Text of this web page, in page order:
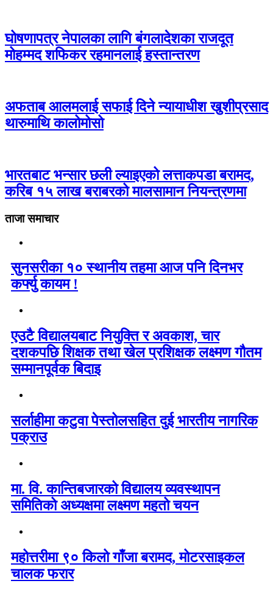
घोषणापत्र नेपालका लागि बंगलादेशका राजदूत
मोहम्मद शफिकर रहमानलाई हस्तान्तरण
अफताब आलमलाई सफाई दिने न्यायाधीश खुशीप्रसाद
थारुमाथि कालोमोसो
भारतबाट भन्सार छली ल्याइएको लत्ताकपडा बरामद,
करिब १५ लाख बराबरको मालसामान नियन्त्रणमा
ताजा समाचार
सुनसरीका १० स्थानीय तहमा आज पनि दिनभर
कर्फ्यु कायम !
एउटै विद्यालयबाट नियुक्ति र अवकाश, चार
दशकपछि शिक्षक तथा खेल प्रशिक्षक लक्ष्मण गौतम
सम्मानपूर्वक बिदाइ
सर्लाहीमा कटुवा पेस्तोलसहित दुई भारतीय नागरिक
पक्राउ
मा. वि. कान्तिबजारको विद्यालय व्यवस्थापन
समितिको अध्यक्षमा लक्ष्मण महतो चयन
महोत्तरीमा ९० किलो गाँजा बरामद, मोटरसाइकल
चालक फरार